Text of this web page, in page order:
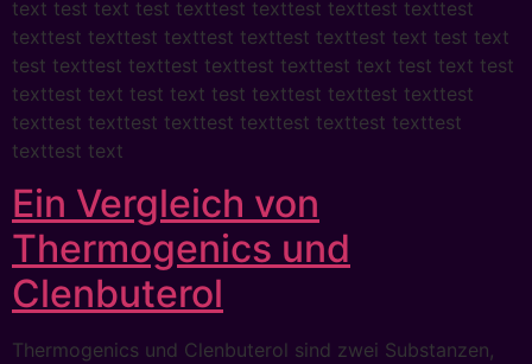
text test text test texttest texttest texttest texttest
texttest texttest texttest texttest texttest text test text
test texttest texttest texttest texttest text test text test
texttest text test text test texttest texttest texttest
texttest texttest texttest texttest texttest texttest
texttest text
Ein Vergleich von
Thermogenics und
Clenbuterol
Thermogenics und Clenbuterol sind zwei Substanzen,